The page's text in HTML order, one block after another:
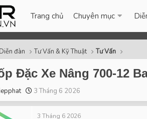
Trang chủ Chuyên mục
Diễn đàn Tư Vấn & Kỹ Thuật Tư Vấn
Đặc Xe Nâng 700-12
S
t
3 Tháng 6 2026
3 Tháng 6 2026